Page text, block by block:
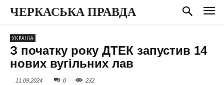
ЧЕРКАСЬКА ПРАВДА
УКРАЇНА
З початку року ДТЕК запустив 14
нових вугільних лав
11.09.2024 0 232